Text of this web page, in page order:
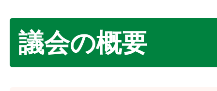
議会の概要